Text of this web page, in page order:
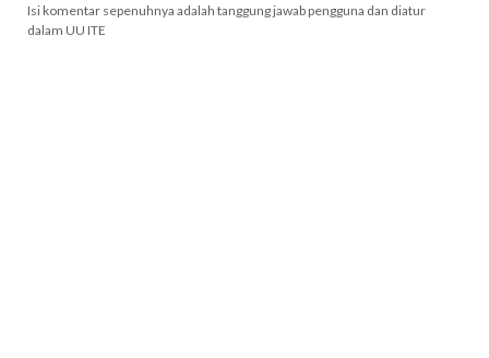
Isi komentar sepenuhnya adalah tanggung jawab pengguna dan diatur
dalam UU ITE